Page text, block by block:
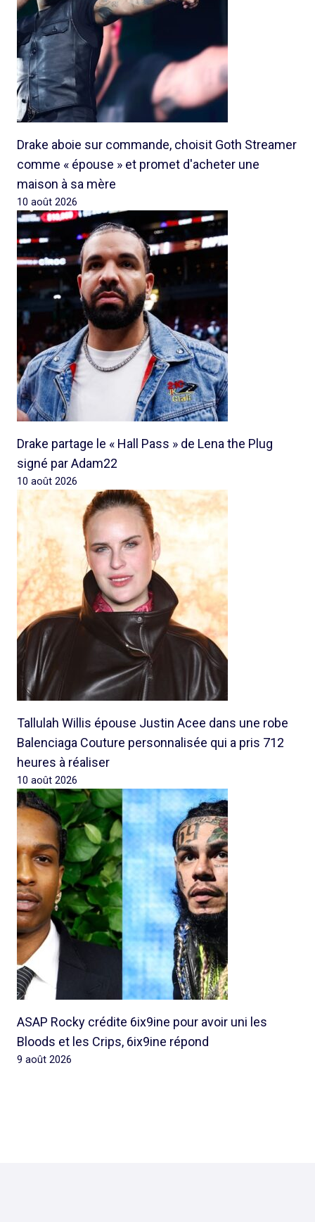
Drake aboie sur commande, choisit Goth Streamer
comme « épouse » et promet d'acheter une
maison à sa mère
10 août 2026
Drake partage le « Hall Pass » de Lena the Plug
signé par Adam22
10 août 2026
Tallulah Willis épouse Justin Acee dans une robe
Balenciaga Couture personnalisée qui a pris 712
heures à réaliser
10 août 2026
ASAP Rocky crédite 6ix9ine pour avoir uni les
Bloods et les Crips, 6ix9ine répond
9 août 2026